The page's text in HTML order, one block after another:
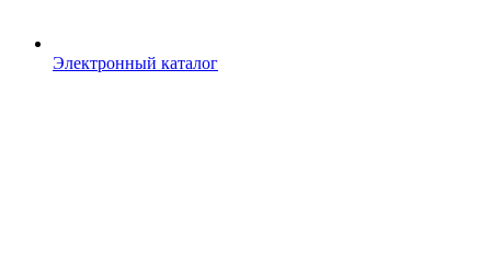
Электронный каталог